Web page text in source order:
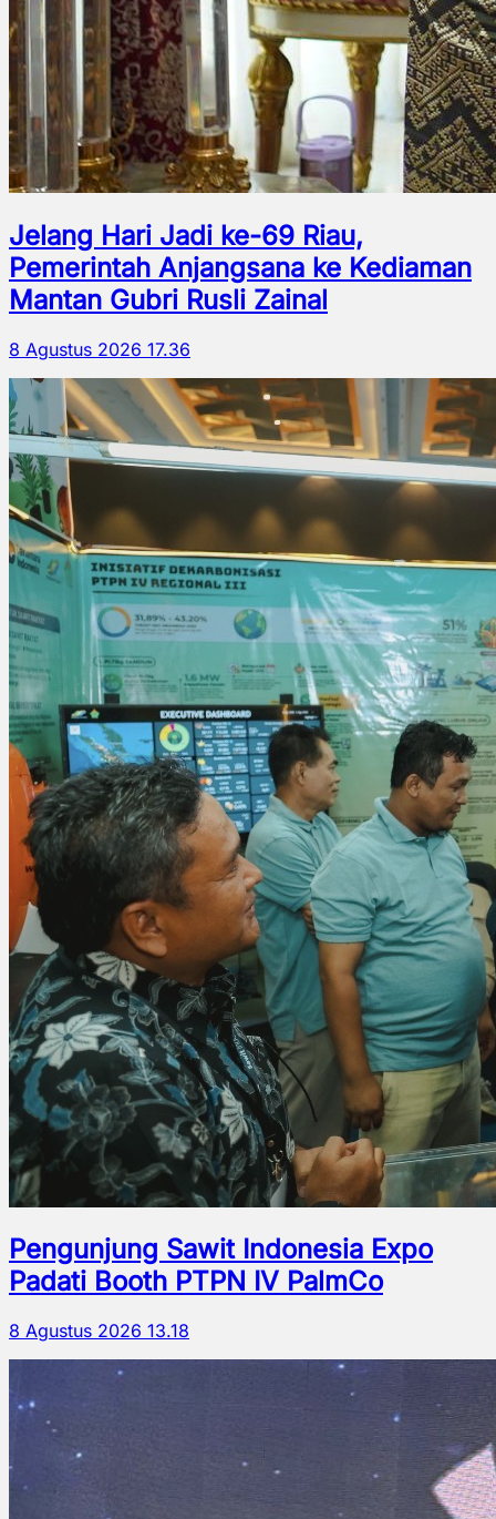
Jelang Hari Jadi ke-69 Riau,
Pemerintah Anjangsana ke Kediaman
Mantan Gubri Rusli Zainal
8 Agustus 2026 17.36
Pengunjung Sawit Indonesia Expo
Padati Booth PTPN IV PalmCo
8 Agustus 2026 13.18